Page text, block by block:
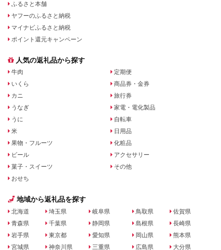
ふるさと本舗
ヤフーのふるさと納税
マイナビふるさと納税
ポイント還元キャンペーン
人気の返礼品から探す
牛肉
いくら
カニ
うなぎ
うに
米
果物・フルーツ
ビール
菓子・スイーツ
おせち
定期便
商品券・金券
旅行券
家電・電化製品
自転車
日用品
化粧品
アクセサリー
その他
地域から返礼品を探す
北海道
青森県
岩手県
宮城県
埼玉県
千葉県
東京都
神奈川県
岐阜県
静岡県
愛知県
三重県
鳥取県
島根県
岡山県
広島県
佐賀県
長崎県
熊本県
大分県